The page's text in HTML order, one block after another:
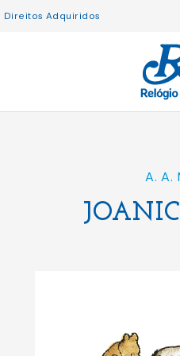
Direitos Adquiridos
A. A.